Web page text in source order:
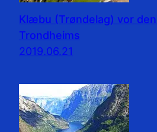
Klæbu (Trøndelag) vor
Trondheims
2019.06.21